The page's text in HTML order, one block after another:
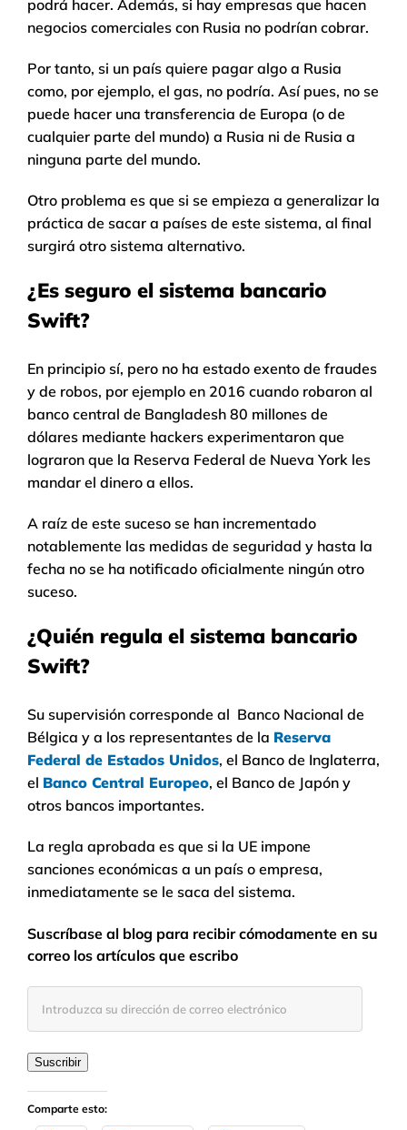
podrá hacer. Además, si hay empresas que hacen
negocios comerciales con Rusia no podrían cobrar.
Por tanto, si un país quiere pagar algo a Rusia
como, por ejemplo, el gas, no podría. Así pues, no se
puede hacer una transferencia de Europa (o de
cualquier parte del mundo) a Rusia ni de Rusia a
ninguna parte del mundo.
Otro problema es que si se empieza a generalizar la
práctica de sacar a países de este sistema, al final
surgirá otro sistema alternativo.
¿Es seguro el sistema bancario
Swift?
En principio sí, pero no ha estado exento de fraudes
y de robos, por ejemplo en 2016 cuando robaron al
banco central de Bangladesh 80 millones de
dólares mediante hackers experimentaron que
lograron que la Reserva Federal de Nueva York les
mandar el dinero a ellos.
A raíz de este suceso se han incrementado
notablemente las medidas de seguridad y hasta la
fecha no se ha notificado oficialmente ningún otro
suceso.
¿Quién regula el sistema bancario
Swift?
Su supervisión corresponde al Banco Nacional de
Bélgica y a los representantes de la Reserva
Federal de Estados Unidos, el Banco de Inglaterra,
el Banco Central Europeo, el Banco de Japón y
otros bancos importantes.
La regla aprobada es que si la UE impone
sanciones económicas a un país o empresa,
inmediatamente se le saca del sistema.
Suscríbase al blog para recibir cómodamente en su
correo los artículos que escribo
de
correo
electrónico
Suscribir
Comparte esto: